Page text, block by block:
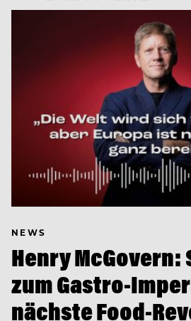
NEWS
Henry McGovern:
zum Gastro-
nächste Food-